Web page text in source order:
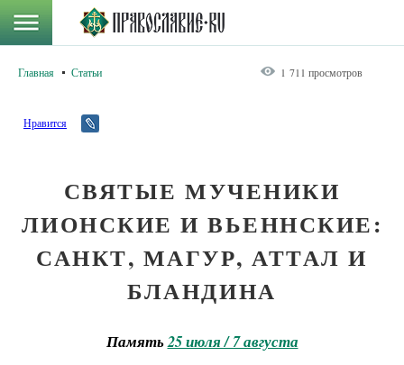
Главная Статьи 1 711 просмотров
Нравится
СВЯТЫЕ МУЧЕНИКИ
ЛИОНСКИЕ И ВЬЕННСКИЕ:
САНКТ, МАГУР, АТТАЛ И
БЛАНДИНА
Память25 июля / 7 августа